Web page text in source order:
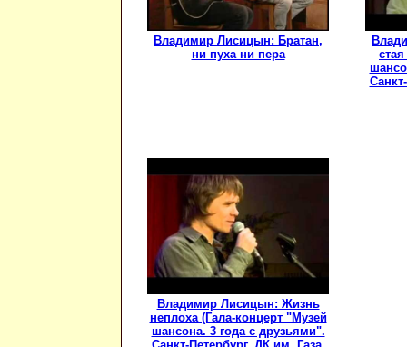
Владимир Лисицын: Братан,
ни пуха ни пера
Владимир Лисицын: Жизнь
неплоха (Гала-концерт "Музей
шансона. 3 года с друзьями".